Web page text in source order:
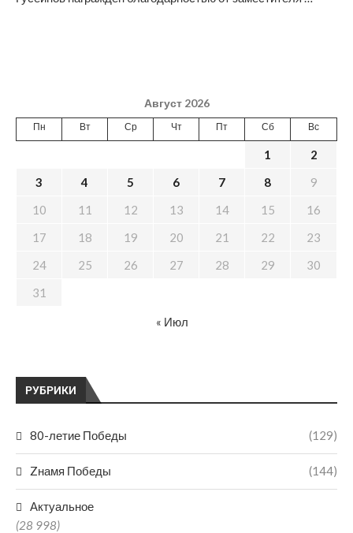
РУБРИКИ
80-летие Победы (129)
Zнамя Победы (144)
Актуальное
(28 998)
Август 2026
Пн Вт Ср Чт Пт Сб Вс
1
2
3
4 5 6 7 8
9
10
11 12 13 14 15
16
17
18 19 20 21 22
23
24
25 26 27 28 29
30
31
« Июл